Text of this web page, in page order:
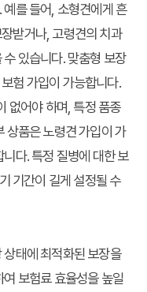
를 들어, 소형견에게 흔
받거나, 고령견의 치과
있습니다. 맞춤형 보장
험 가입이 가능합니다.
없어야 하며, 특정 품종
상품은 노령견 가입이 가
다. 특정 질병에 대한 보
기간이 길게 설정될 수
태에 최적화된 보장을
보험료 효율성을 높일